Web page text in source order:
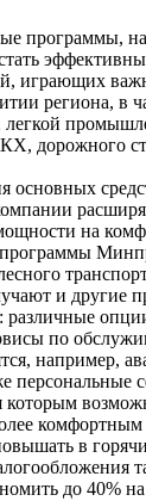
программы,
играющих
региона, в
легкой
дорожного
основных
на
и другие
различные
по
например,
персональные
которым
в
до 40%